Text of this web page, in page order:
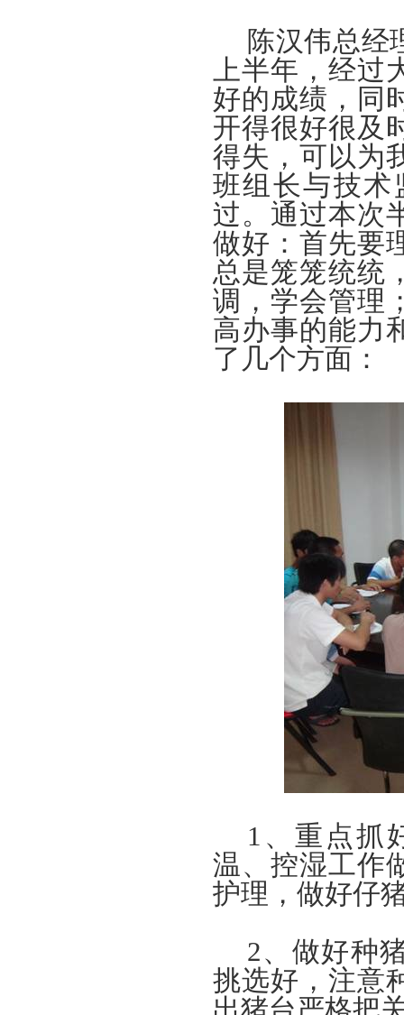
陈汉伟总经
上半年，经过
好的成绩，同
开得很好很及
得失，可以为
班组长与技术
过。通过本次
做好：首先要
总是笼笼统统
调，学会管理
高办事的能力
了几个方面：
1 、重点抓
温、控湿工作
护理，做好仔
2、做好种
挑选好，注意